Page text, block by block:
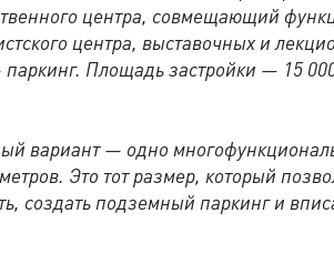
центра, совмещающий
центра, выставочных и
Площадь застройки — 15
вариант — одно
Это тот размер, который
создать подземный паркинг и